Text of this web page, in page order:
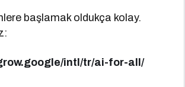
başlamak oldukça kolay.
intl/tr/ai-for-all/